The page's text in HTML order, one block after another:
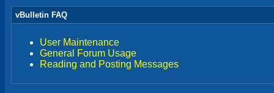
vBulletin FAQ
User Maintenance
General Forum Usage
Reading and Posting Messages